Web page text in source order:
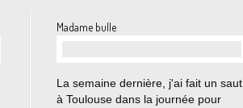
Madame bulle
La semaine dernière, j'ai fait un saut
à Toulouse dans la journée pour